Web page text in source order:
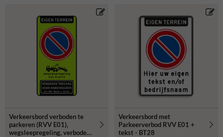
Verkeersbord verboden te
parkeren (RVV E01),
wegsleepregeling, verboden
Verkeersbord met
Parkeerverbod RVV E01 +
tekst - BT28